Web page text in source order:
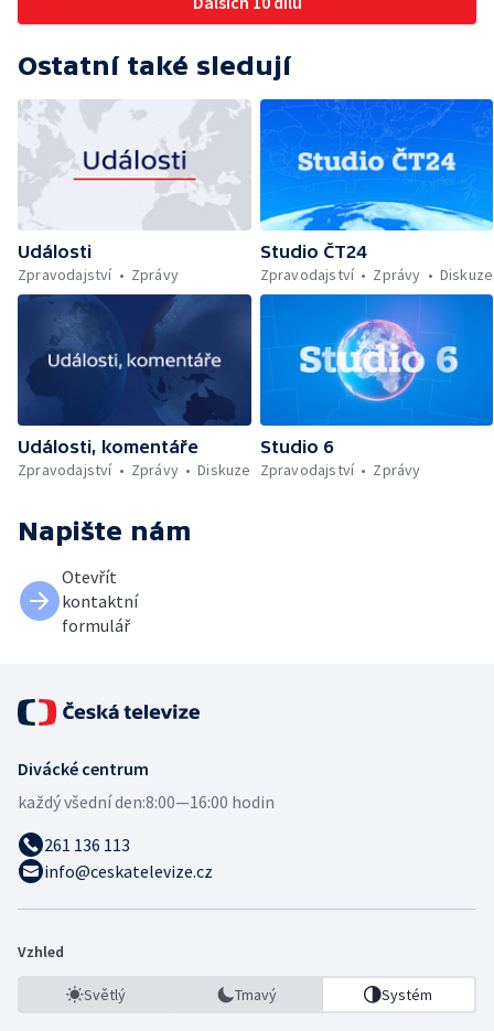
Ostatní také sledují
Události
Zpravodajství
Zprávy
Studio ČT24
Zpravodajství
Zprávy Diskuze
Události, komentáře
Zpravodajství
Zprávy Diskuze
Studio 6
Zpravodajství
Zprávy
Napište nám
Otevřít
kontaktní
formulář
Divácké centrum
každý všední den:8:00—16:00 hodin
261 136 113
info@ceskatelevize.cz
Vzhled
Světlý Tmavý Systém